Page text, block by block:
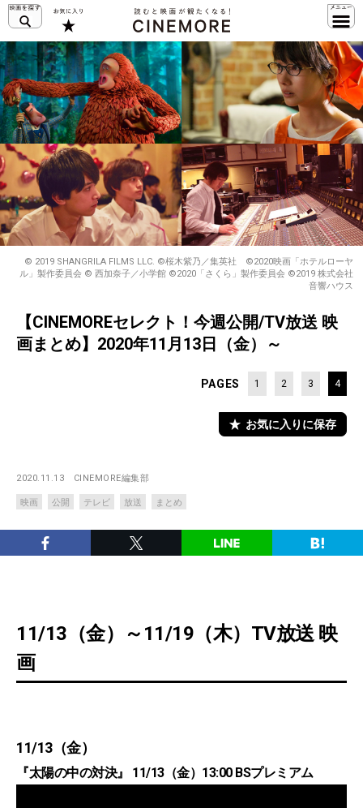
© 2019 SHANGRILA FILMS LLC. ©桜木紫乃／集英社 ©2020映画「ホテルローヤ
ル」製作委員会 © 西加奈子／小学館 ©2020「さくら」製作委員会 ©2019 株式会社
音響ハウス
【CINEMOREセレクト！今週公開/TV放送 映
画まとめ】2020年11月13日（金）～
PAGES 1 2 3 4
お気に入りに保存
2020.11.13 CINEMORE編集部
映画 公開 テレビ 放送 まとめ
11/13（金）～11/19（木）TV放送 映
画
11/13（金）
『太陽の中の対決』 11/13（金）13:00 BSプレミアム